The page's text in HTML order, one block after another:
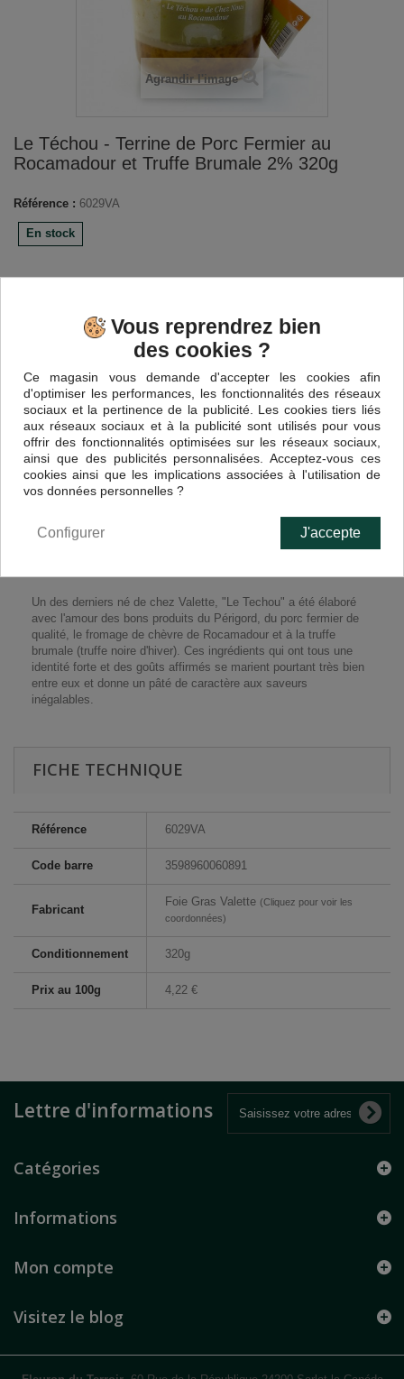
Agrandir l'image
Le Téchou - Terrine de Porc Fermier au
Rocamadour et Truffe Brumale 2% 320g
Référence : 6029VA
En stock
Ajouter au panier
Un des derniers né de chez Valette, "Le Techou" a été élaboré
avec l'amour des bons produits du Périgord, du porc fermier de
qualité, le fromage de chèvre de Rocamadour et à la truffe
brumale (truffe noire d'hiver). Ces ingrédients qui ont tous une
identité forte et des goûts affirmés se marient pourtant très bien
entre eux et donne un pâté de caractère aux saveurs
inégalables.
FICHE TECHNIQUE
Référence 6029VA
Code barre 3598960060891
Fabricant
Foie Gras Valette (Cliquez pour voir les
coordonnées)
Conditionnement 320g
Prix au 100g 4,22 €
Lettre d'informations
Catégories
Informations
Mon compte
Visitez le blog
Vous reprendrez bien
des cookies ?
Ce magasin vous demande d'accepter les cookies afin
d'optimiser les performances, les fonctionnalités des réseaux
sociaux et la pertinence de la publicité. Les cookies tiers liés
aux réseaux sociaux et à la publicité sont utilisés pour vous
offrir des fonctionnalités optimisées sur les réseaux sociaux,
ainsi que des publicités personnalisées. Acceptez-vous ces
cookies ainsi que les implications associées à l'utilisation de
vos données personnelles ?
J'accepte
Configurer